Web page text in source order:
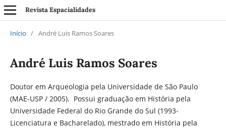
Revista Espacialidades
Início / André Luis Ramos Soares
André Luis Ramos Soares
Doutor em Arqueologia pela Universidade de São Paulo
(MAE-USP / 2005). Possui graduação em História pela
Universidade Federal do Rio Grande do Sul (1993-
Licenciatura e Bacharelado), mestrado em História pela